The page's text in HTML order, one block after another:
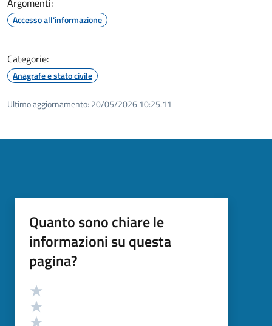
Accesso all'informazione
Categorie:
Anagrafe e stato civile
Ultimo aggiornamento: 20/05/2026 10:25.11
Quanto sono chiare le
informazioni su questa
pagina?
Valutazione